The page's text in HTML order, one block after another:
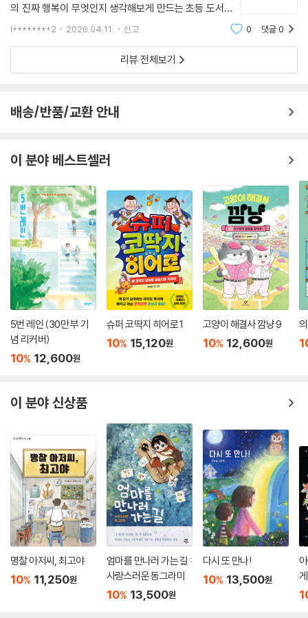
의 진짜 행복이 무엇인지 생각해보게 만드는 초등 도서입
니다. 제목에서부터 느껴지는 경쟁적인 분위기가 이야기
쓸한 공감을 불러일으킵니다.이야기의
l********2 2026.04.11. 신고 0 댓글0
리뷰 전체보기
배송/반품/교환 안내
이 분야 베스트셀러
5번 레인 (30만 부 기
념 리커버)
10% 12,600원
슈퍼 코딱지 히어로 1
10% 15,120원
고양이 해결사 깜냥 9
10% 12,600원
이 분야 신상품
명찰 아저씨, 최고야
10% 11,250원
엄마를 만나러 가는 길 :
사랑스러운 동그라미
10% 13,500원
다시 또 만나!
10% 13,500원
게